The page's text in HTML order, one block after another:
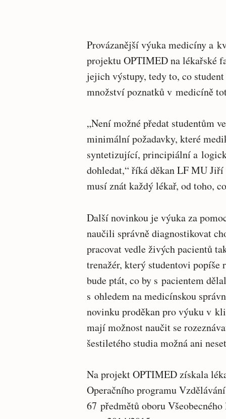
Provázanější výuka medicíny a
projektu OPTIMED na lékařské
jejich výstupy, tedy to, co
množství poznatků v medicíně
„Není možné předat studentům
minimální požadavky, které
syntetizující, principiální a
dohledat,“ říká děkan LF MU
musí znát každý lékař, od toho,
Další novinkou je výuka za
naučili správně diagnostikovat
pracovat vedle živých pacientů
trenažér, který studentovi popíše
bude ptát, co by s pacientem
s ohledem na medicínskou
novinku proděkan pro výuku v
mají možnost naučit se
šestiletého studia možná ani
Na projekt OPTIMED získala
Operačního programu
67 předmětů oboru